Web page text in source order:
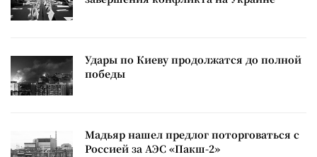
Удары по Киеву продолжатся до полной
победы
Мадьяр нашел предлог поторговаться с
Россией за АЭС «Пакш-2»